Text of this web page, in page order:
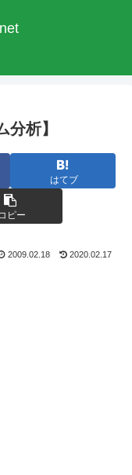
析】
はてブ
ピー
2009.02.18 2020.02.17